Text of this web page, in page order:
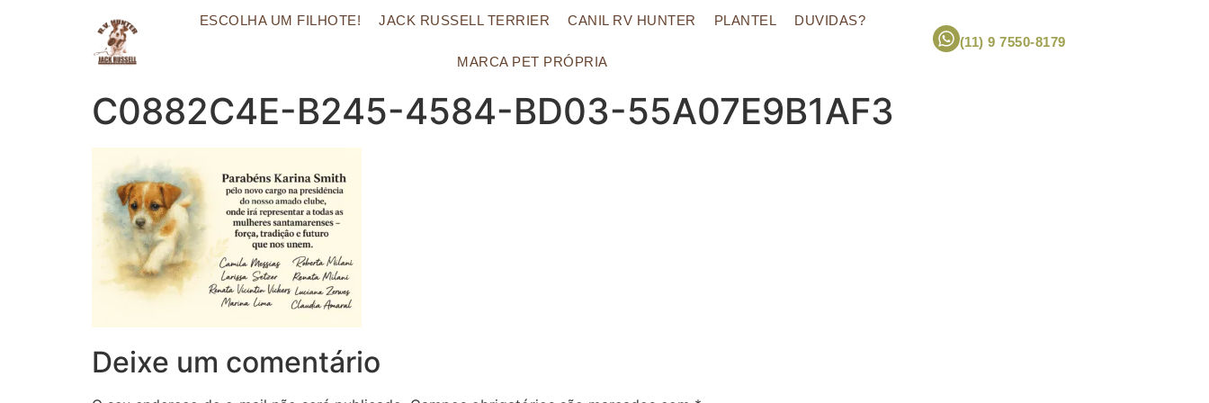
ESCOLHA UM FILHOTE! JACK RUSSELL TERRIER CANIL RV HUNTER PLANTEL DUVIDAS?
MARCA PET PRÓPRIA
(11) 9 7550-8179
C0882C4E-B245-4584-BD03-55A07E9B1AF3
Deixe um comentário